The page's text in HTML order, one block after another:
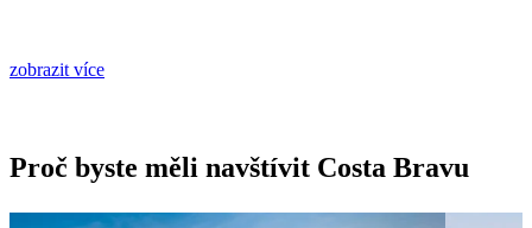
zobrazit více
Proč byste měli navštívit Costa Bravu